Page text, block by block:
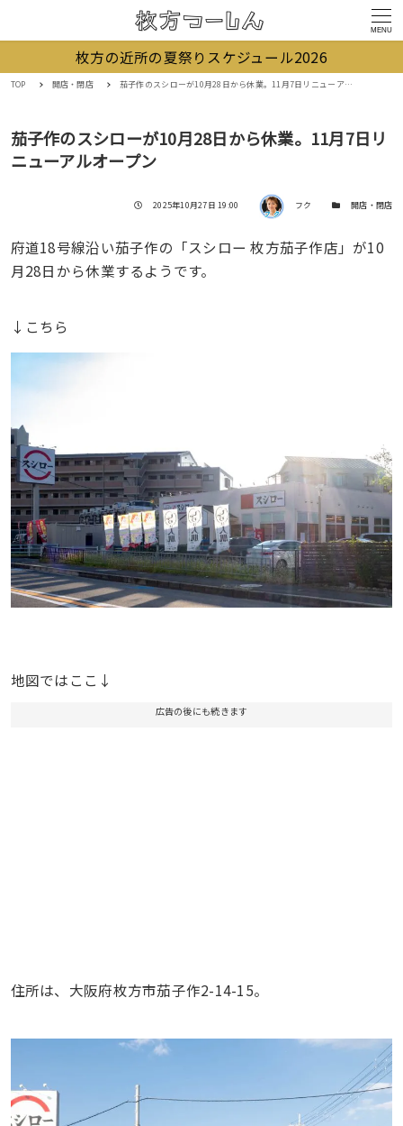
MENU
枚方の近所の夏祭りスケジュール2026
TOP 開店・閉店 茄子作のスシローが10月28日から休業。11月7日リニューアルオープン
茄子作のスシローが10月28日から休業。11月7日リ
ニューアルオープン
投稿日
2025年10月27日 19:00 著者 フク カテゴリー開店・閉店
府道18号線沿い茄子作の「スシロー 枚方茄子作店」が10
月28日から休業するようです。
↓こちら
地図ではここ↓
広告の後にも続きます
住所は、大阪府枚方市茄子作2-14-15。